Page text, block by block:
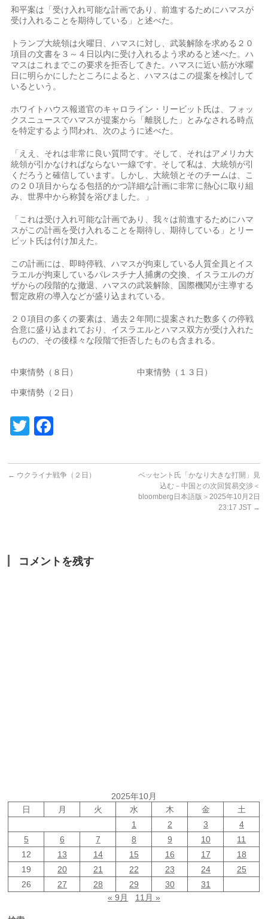
和平案は「受け入れ可能な計画であり、前進するためにハマスが
受け入れることを期待している」と述べた。
トランプ大統領は火曜日、ハマスに対し、武装解除を求める２０
項目の文書を３～４日以内に受け入れるよう求めると述べた。ハ
マスはこれまでこの要求を拒否してきた。ハマスに近い筋が水曜
日に明らかにしたところによると、ハマスはこの提案を検討して
いるという。
ホワイトハウス報道官のキャロライン・リービット氏は、フォッ
クスニュースでハマスが提案から「離脱した」とみなされる時点
を特定するよう問われ、次のように述べた。
「ええ、それは非常に良い質問です。そして、それはアメリカ大
統領が引かなければならない一線です。そして私は、大統領が引
くだろうと確信しています。しかし、大統領とそのチームは、こ
の２０項目からなる包括的かつ詳細な計画に非常に熱心に取り組
み、世界中から称賛を浴びました。」
「これは受け入れ可能な計画であり、我々は前進するためにハマ
スがこの計画を受け入れることを期待し、期待している」とリー
ビット氏は付け加えた。
この計画には、即時停戦、ハマスが拘束している人質全員とイス
ラエルが拘束しているパレスチナ人捕虜の交換、イスラエルのガ
ザからの段階的な撤退、ハマスの武装解除、国際機関が主導する
暫定政府の導入などが盛り込まれている。
２０項目の多くの要素は、過去２年間に提案された数多くの停戦
合意に盛り込まれており、イスラエルとハマス双方が受け入れた
ものの、その後様々な段階で拒否したものも含まれる。
中東情勢（８日） 中東情勢（１３日）
中東情勢（２日）
Twitter
← ウクライナ戦争（２日）
ベッセント氏「かなり大きな打開」見
込む－中国との次回貿易交渉＜
bloomberg日本語版＞2025年10月2日
23:17 JST →
コメントを残す
2025年10月
日
月 火 水 木 金
土
1
2 3
4
5
6 7 8 9 10
11
12
13 14 15 16 17
18
19
20 21 22 23 24
25
26
27 28 29 30
31
« 9月
11月 »